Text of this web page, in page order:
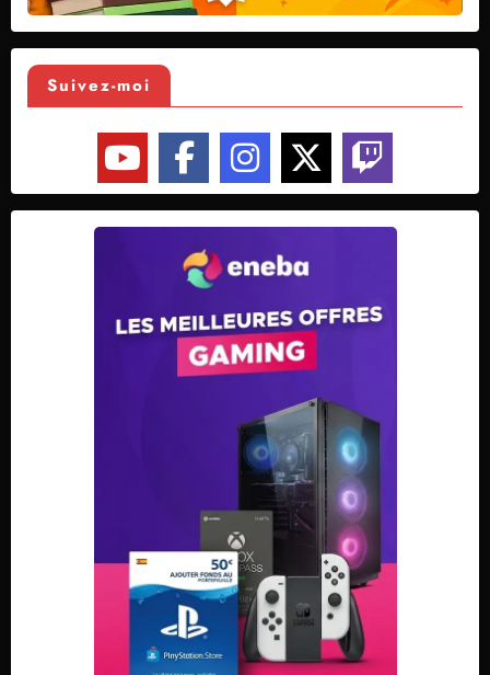
Suivez-moi